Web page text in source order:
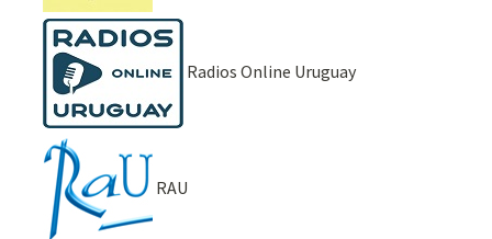
Radios Online Uruguay
RAU